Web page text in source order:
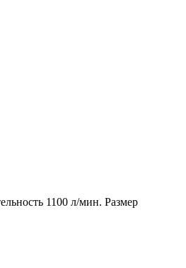
1100 л/мин. Размер